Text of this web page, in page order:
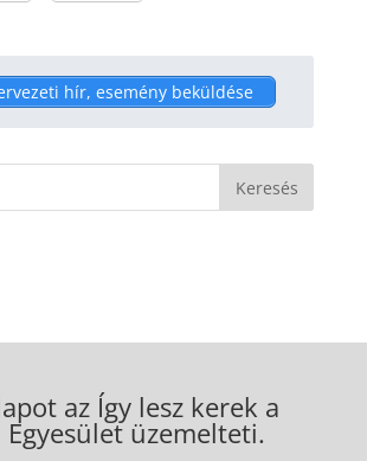
hír, esemény beküldése
az Így lesz kerek a
Egyesület üzemelteti.